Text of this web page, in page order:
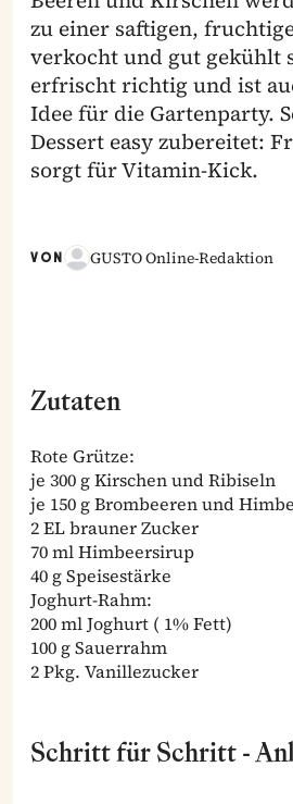
zu einer saftigen,
verkocht und gut gekühlt
erfrischt richtig und ist
Idee für die Gartenparty.
Dessert easy zubereitet:
sorgt für Vitamin-Kick.
VON GUSTO Online-Redaktion
Zutaten
Rote Grütze:
je 300 g Kirschen und Ribiseln
je 150 g Brombeeren und
2 EL brauner Zucker
70 ml Himbeersirup
40 g Speisestärke
Joghurt-Rahm:
200 ml Joghurt ( 1% Fett)
100 g Sauerrahm
2 Pkg. Vanillezucker
Schritt für Schritt -